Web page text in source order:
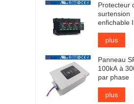
Protecteur
surtension
enfichable
25kA certifié
TUVplus
Panneau
100kA à
par phase
plus